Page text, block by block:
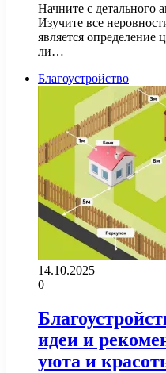
Начните с детального
Изучите все
является определение
ли…
Благоустройство
14.10.2025
0
идеи и
уюта и